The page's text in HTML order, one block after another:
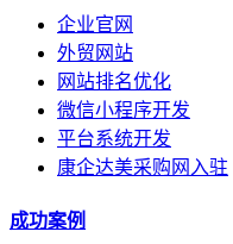
企业官网
外贸网站
网站排名优化
微信小程序开发
平台系统开发
康企达美采购网入驻
成功案例